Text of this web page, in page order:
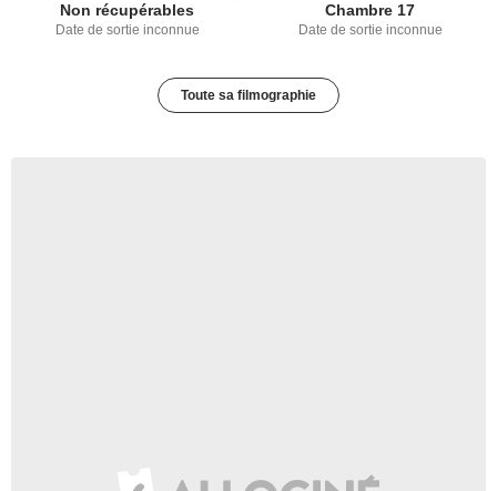
Non récupérables
Date de sortie inconnue
Chambre 17
Date de sortie inconnue
Toute sa filmographie